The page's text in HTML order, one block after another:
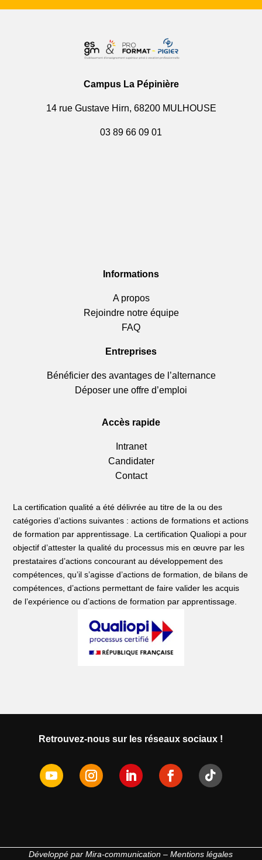
Campus La Pépinière
14 rue Gustave Hirn, 68200 MULHOUSE
03 89 66 09 01
Informations
A propos
Rejoindre notre équipe
FAQ
Entreprises
Bénéficier des avantages de l’alternance
Déposer une offre d’emploi
Accès rapide
Intranet
Candidater
Contact
La certification qualité a été délivrée au titre de la ou des
catégories d’actions suivantes : actions de formations et actions
de formation par apprentissage. La certification Qualiopi a pour
objectif d’attester la qualité du processus mis en œuvre par les
prestataires d’actions concourant au développement des
compétences, qu’il s’agisse d’actions de formation, de bilans de
compétences, d’actions permettant de faire valider les acquis
de l’expérience ou d’actions de formation par apprentissage.
Retrouvez-nous sur les réseaux sociaux !
Développé parMira-communication –Mentions légales